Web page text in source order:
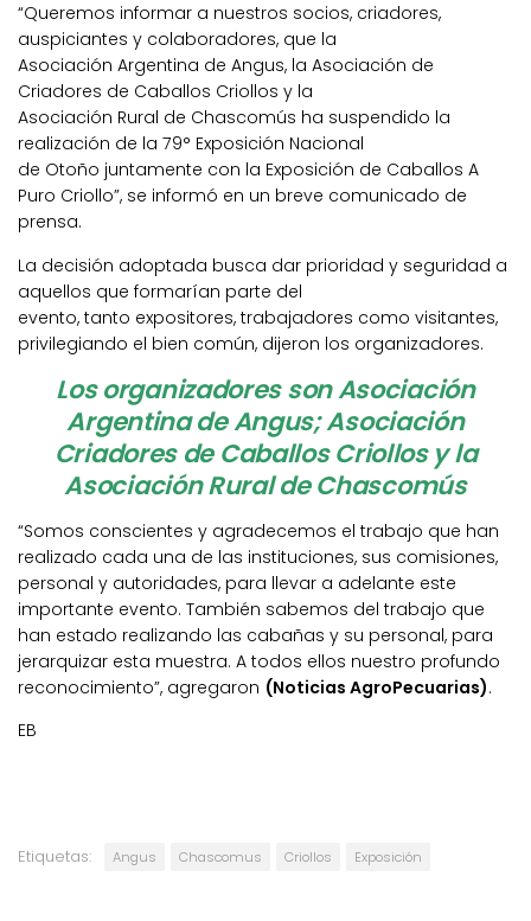
“Queremos informar a nuestros socios, criadores,
auspiciantes y colaboradores, que la
Asociación Argentina de Angus, la Asociación de
Criadores de Caballos Criollos y la
Asociación Rural de Chascomús ha suspendido la
realización de la 79° Exposición Nacional
de Otoño juntamente con la Exposición de Caballos A
Puro Criollo”, se informó en un breve comunicado de
prensa.
La decisión adoptada busca dar prioridad y seguridad a
aquellos que formarían parte del
evento, tanto expositores, trabajadores como visitantes,
privilegiando el bien común, dijeron los organizadores.
Los organizadores son Asociación
Argentina de Angus; Asociación
Criadores de Caballos Criollos y la
Asociación Rural de Chascomús
“Somos conscientes y agradecemos el trabajo que han
realizado cada una de las instituciones, sus comisiones,
personal y autoridades, para llevar a adelante este
importante evento. También sabemos del trabajo que
han estado realizando las cabañas y su personal, para
jerarquizar esta muestra. A todos ellos nuestro profundo
reconocimiento”, agregaron (Noticias AgroPecuarias).
EB
Etiquetas: Angus Chascomus Criollos Exposición